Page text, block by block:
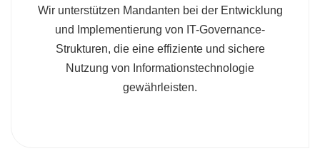
Wir unterstützen Mandanten bei der Entwicklung
und Implementierung von IT-Governance-
Strukturen, die eine effiziente und sichere
Nutzung von Informationstechnologie
gewährleisten.